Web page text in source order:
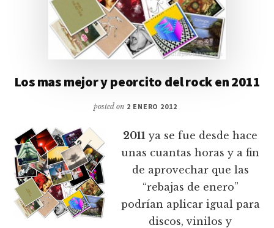
Los mas mejor y peorcito del rock en 2011
posted on 2 ENERO 2012
2011 ya se fue desde hace
unas cuantas horas y a fin
de aprovechar que las
“rebajas de enero”
podrían aplicar igual para
discos, vinilos y